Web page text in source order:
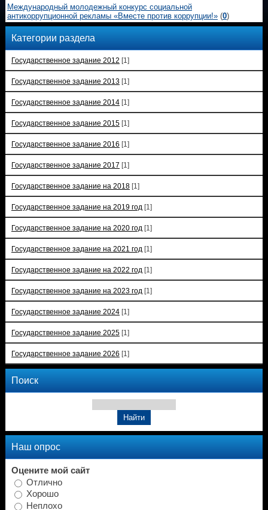
Международный молодежный конкурс социальной
антикоррупционной рекламы «Вместе против коррупции!» (0)
Категории раздела
Государственное задание 2012 [1]
Государственное задание 2013 [1]
Государственное задание 2014 [1]
Государственное задание 2015 [1]
Государственное задание 2016 [1]
Государственное задание 2017 [1]
Государственное задание на 2018 [1]
Государственное задание на 2019 год [1]
Государственное задание на 2020 год [1]
Государственное задание на 2021 год [1]
Государственное задание на 2022 год [1]
Государственное задание на 2023 год [1]
Государственное задание 2024 [1]
Государственное задание 2025 [1]
Государственное задание 2026 [1]
Поиск
Наш опрос
Оцените мой сайт
Отлично
Хорошо
Неплохо